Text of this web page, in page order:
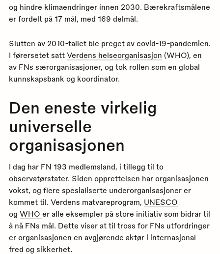
og hindre klimaendringer innen 2030. Bærekraftsmålene
er fordelt på 17 mål, med 169 delmål.
Slutten av 2010-tallet ble preget av covid-19-pandemien.
I førersetet satt Verdens helseorganisasjon (WHO), en
av FNs særorganisasjoner, og tok rollen som en global
kunnskapsbank og koordinator.
Den eneste virkelig
universelle
organisasjonen
I dag har FN 193 medlemsland, i tillegg til to
observatørstater. Siden opprettelsen har organisasjonen
vokst, og flere spesialiserte underorganisasjoner er
kommet til. Verdens matvareprogram, UNESCO
og WHO er alle eksempler på store initiativ som bidrar til
å nå FNs mål. Dette viser at til tross for FNs utfordringer
er organisasjonen en avgjørende aktør i internasjonal
fred og sikkerhet.